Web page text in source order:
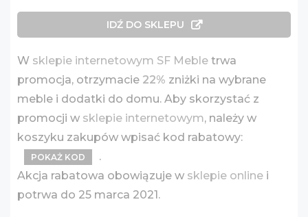
IDŹ DO SKLEPU
W sklepie internetowym SF Meble trwa
promocja, otrzymacie 22% zniżki na wybrane
meble i dodatki do domu. Aby skorzystać z
promocji w sklepie internetowym, należy w
koszyku zakupów wpisać kod rabatowy:
POKAŻ KOD
.
Akcja rabatowa obowiązuje w sklepie online i
potrwa do 25 marca 2021.